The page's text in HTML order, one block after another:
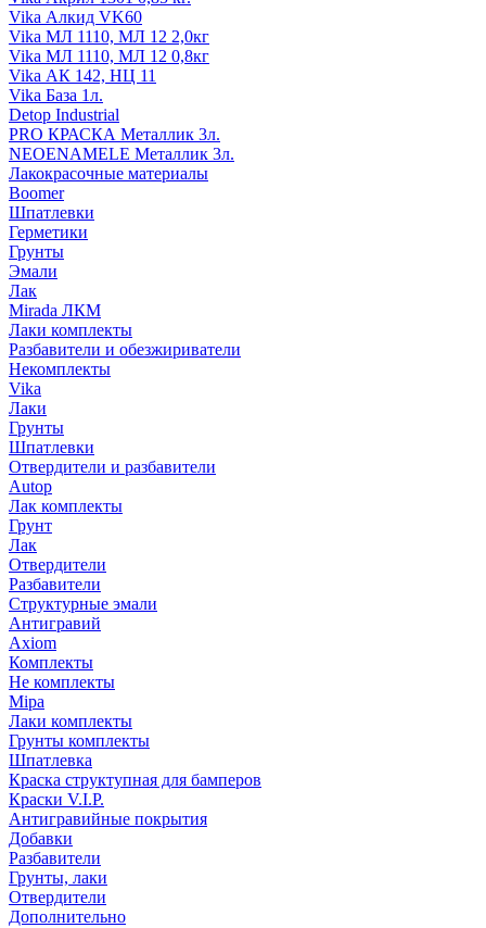
Vika Алкид VK60
Vika МЛ 1110, МЛ 12 2,0кг
Vika МЛ 1110, МЛ 12 0,8кг
Vika АК 142, НЦ 11
Vika База 1л.
Detop Industrial
PRO КРАСКА Металлик 3л.
NEOENAMELE Металлик 3л.
Лакокрасочные материалы
Boomer
Шпатлевки
Герметики
Грунты
Эмали
Лак
Mirada ЛКМ
Лаки комплекты
Разбавители и обезжириватели
Некомплекты
Vika
Лаки
Грунты
Шпатлевки
Отвердители и разбавители
Autop
Лак комплекты
Грунт
Лак
Отвердители
Разбавители
Структурные эмали
Антигравий
Axiom
Комплекты
Не комплекты
Mipa
Лаки комплекты
Грунты комплекты
Шпатлевка
Краска структупная для бамперов
Краски V.I.P.
Антигравийные покрытия
Добавки
Разбавители
Грунты, лаки
Отвердители
Дополнительно